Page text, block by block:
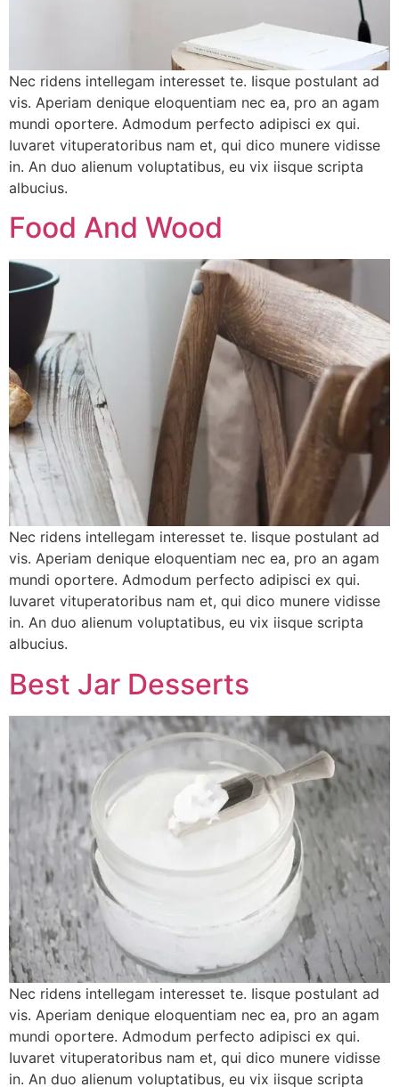
Nec ridens intellegam interesset te. Iisque postulant ad
vis. Aperiam denique eloquentiam nec ea, pro an agam
mundi oportere. Admodum perfecto adipisci ex qui.
Iuvaret vituperatoribus nam et, qui dico munere vidisse
in. An duo alienum voluptatibus, eu vix iisque scripta
albucius.
Food And Wood
Nec ridens intellegam interesset te. Iisque postulant ad
vis. Aperiam denique eloquentiam nec ea, pro an agam
mundi oportere. Admodum perfecto adipisci ex qui.
Iuvaret vituperatoribus nam et, qui dico munere vidisse
in. An duo alienum voluptatibus, eu vix iisque scripta
albucius.
Best Jar Desserts
Nec ridens intellegam interesset te. Iisque postulant ad
vis. Aperiam denique eloquentiam nec ea, pro an agam
mundi oportere. Admodum perfecto adipisci ex qui.
Iuvaret vituperatoribus nam et, qui dico munere vidisse
in. An duo alienum voluptatibus, eu vix iisque scripta